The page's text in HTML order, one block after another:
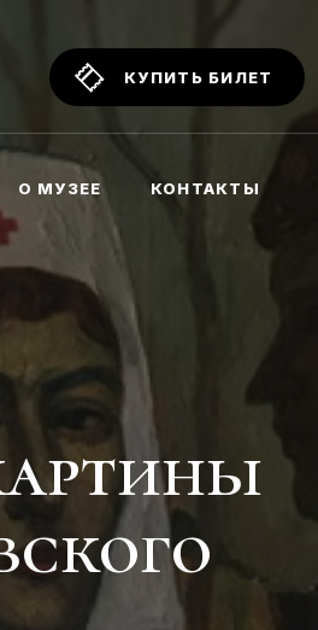
КУПИТЬ БИЛЕТ
О МУЗЕЕ КОНТАКТЫ